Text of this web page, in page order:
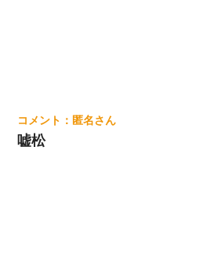
匿名
嘘松